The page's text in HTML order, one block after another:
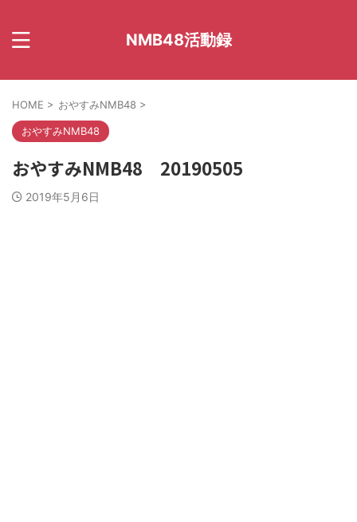
NMB48活動録
HOME > おやすみNMB48 >
おやすみNMB48
おやすみNMB48 20190505
2019年5月6日